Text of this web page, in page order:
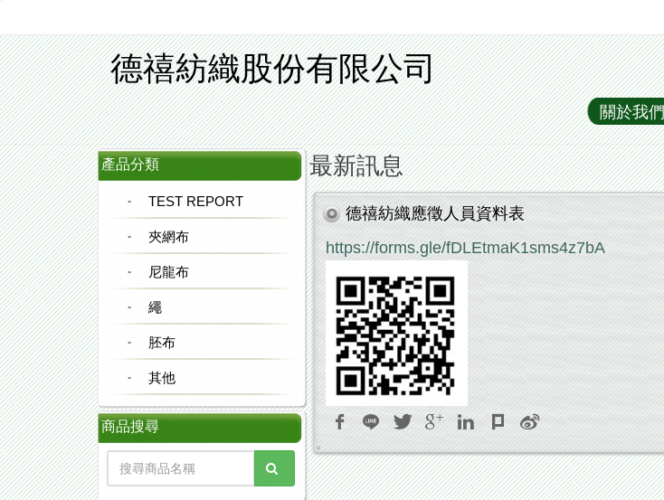
德禧紡織股份有限公司
關於我們
產品分類
TEST REPORT
夾網布
尼龍布
繩
胚布
其他
商品搜尋
最新訊息
德禧紡織應徵人員資料表
https://forms.gle/fDLEtmaK1sms4z7bA